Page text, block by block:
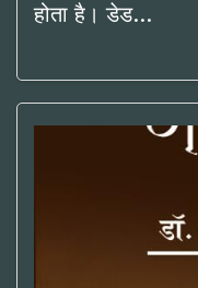
होता है। डेड…